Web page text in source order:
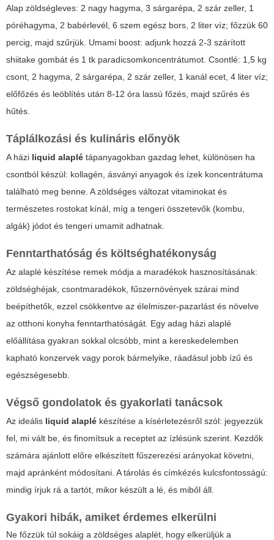
Alap zöldségleves: 2 nagy hagyma, 3 sárgarépa, 2 szár zeller, 1
póréhagyma, 2 babérlevél, 6 szem egész bors, 2 liter víz; főzzük 60
percig, majd szűrjük. Umami boost: adjunk hozzá 2-3 szárított
shiitake gombát és 1 tk paradicsomkoncentrátumot. Csontlé: 1,5 kg
csont, 2 hagyma, 2 sárgarépa, 2 szár zeller, 1 kanál ecet, 4 liter víz;
előfőzés és leöblítés után 8-12 óra lassú főzés, majd szűrés és
hűtés.
Táplálkozási és kulináris előnyök
A házi liquid alaplé tápanyagokban gazdag lehet, különösen ha
csontból készül: kollagén, ásványi anyagok és ízek koncentrátuma
található meg benne. A zöldséges változat vitaminokat és
természetes rostokat kínál, míg a tengeri összetevők (kombu,
algák) jódot és tengeri umamit adhatnak.
Fenntarthatóság és költséghatékonyság
Az alaplé készítése remek módja a maradékok hasznosításának:
zöldséghéjak, csontmaradékok, fűszernövények szárai mind
beépíthetők, ezzel csökkentve az élelmiszer-pazarlást és növelve
az otthoni konyha fenntarthatóságát. Egy adag házi alaplé
előállítása gyakran sokkal olcsóbb, mint a kereskedelemben
kapható konzervek vagy porok bármelyike, ráadásul jobb ízű és
egészségesebb.
Végső gondolatok és gyakorlati tanácsok
Az ideális liquid alaplé készítése a kísérletezésről szól: jegyezzük
fel, mi vált be, és finomítsuk a receptet az ízlésünk szerint. Kezdők
számára ajánlott előre elkészített fűszerezési arányokat követni,
majd apránként módosítani. A tárolás és címkézés kulcsfontosságú:
mindig írjuk rá a tartót, mikor készült a lé, és miből áll.
Gyakori hibák, amiket érdemes elkerülni
Ne főzzük túl sokáig a zöldséges alaplét, hogy elkerüljük a